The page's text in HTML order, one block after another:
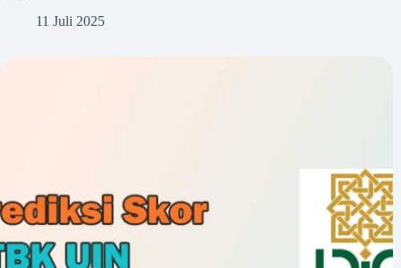
11 Juli 2025